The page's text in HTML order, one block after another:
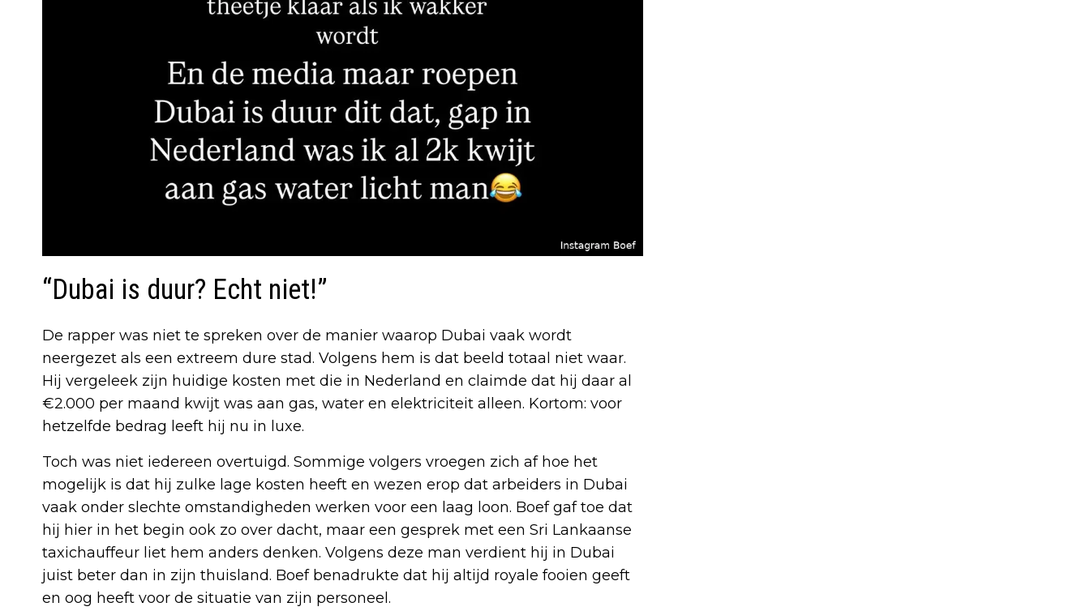
“Dubai is duur? Echt niet!”
De rapper was niet te spreken over de manier waarop Dubai vaak wordt
neergezet als een extreem dure stad. Volgens hem is dat beeld totaal niet waar.
Hij vergeleek zijn huidige kosten met die in Nederland en claimde dat hij daar al
€2.000 per maand kwijt was aan gas, water en elektriciteit alleen. Kortom: voor
hetzelfde bedrag leeft hij nu in luxe.
Toch was niet iedereen overtuigd. Sommige volgers vroegen zich af hoe het
mogelijk is dat hij zulke lage kosten heeft en wezen erop dat arbeiders in Dubai
vaak onder slechte omstandigheden werken voor een laag loon. Boef gaf toe dat
hij hier in het begin ook zo over dacht, maar een gesprek met een Sri Lankaanse
taxichauffeur liet hem anders denken. Volgens deze man verdient hij in Dubai
juist beter dan in zijn thuisland. Boef benadrukte dat hij altijd royale fooien geeft
en oog heeft voor de situatie van zijn personeel.